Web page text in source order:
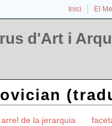
Inici El
d'Art i
arrel de la jerarquia